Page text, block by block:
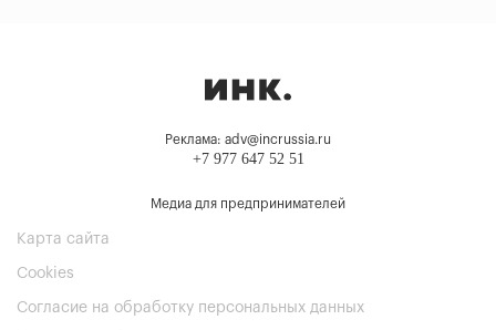
Реклама: adv@incrussia.ru
+7 977 647 52 51
Медиа для предпринимателей
Карта сайта
Cookies
Согласие на обработку персональных данных